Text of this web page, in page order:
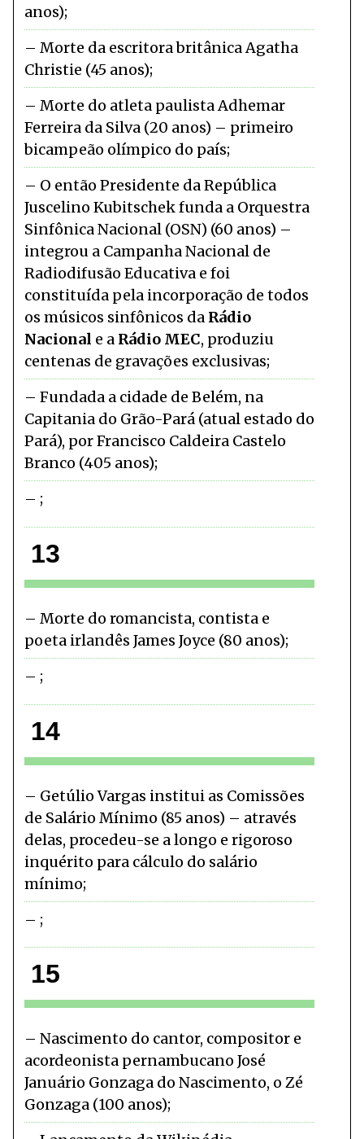
anos)
Morte da escritora britânica Agatha
Christie (45 anos)
Morte do atleta paulista Adhemar
Ferreira da Silva (20 anos) – primeiro
bicampeão olímpico do país
O então Presidente da República
Juscelino Kubitschek funda a Orquestra
Sinfônica Nacional (OSN) (60 anos) –
integrou a Campanha Nacional de
Radiodifusão Educativa e foi
constituída pela incorporação de todos
os músicos sinfônicos da Rádio
Nacional e a Rádio MEC, produziu
centenas de gravações exclusivas
Fundada a cidade de Belém, na
Capitania do Grão-Pará (atual estado do
Pará), por Francisco Caldeira Castelo
Branco (405 anos)
13
Morte do romancista, contista e
poeta irlandês James Joyce (80 anos)
14
Getúlio Vargas institui as Comissões
de Salário Mínimo (85 anos) – através
delas, procedeu-se a longo e rigoroso
inquérito para cálculo do salário
mínimo
15
Nascimento do cantor, compositor e
acordeonista pernambucano José
Januário Gonzaga do Nascimento, o Zé
Gonzaga (100 anos)